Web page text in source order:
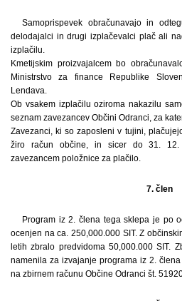
Samoprispevek obračunavajo in
delodajalci in drugi izplačevalci plač ali
izplačilu.
Kmetijskim proizvajalcem bo
Ministrstvo za finance Republike
Lendava.
Ob vsakem izplačilu oziroma nakazilu
seznam zavezancev Občini Odranci, za
Zavezanci, ki so zaposleni v tujini,
žiro račun občine, in sicer do 31. 12.
zavezancem položnice za plačilo.
7. člen
Program iz 2. člena tega sklepa je po
ocenjen na ca. 250,000.000 SIT. Z
letih zbralo predvidoma 50,000.000 SIT.
namenila za izvajanje programa iz 2.
na zbirnem računu Občine Odranci št.